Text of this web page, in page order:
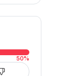
50%